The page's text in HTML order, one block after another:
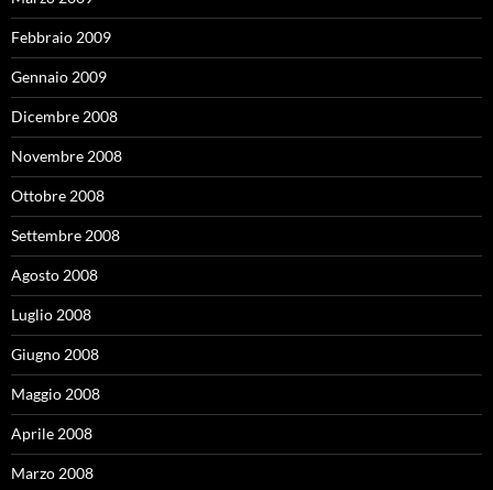
Febbraio 2009
Gennaio 2009
Dicembre 2008
Novembre 2008
Ottobre 2008
Settembre 2008
Agosto 2008
Luglio 2008
Giugno 2008
Maggio 2008
Aprile 2008
Marzo 2008